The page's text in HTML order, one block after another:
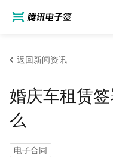
返回新闻资讯
婚庆车租赁
么
电子合同